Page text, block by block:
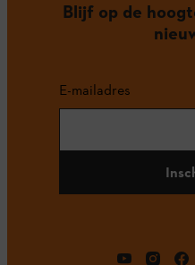
Blijf op de
E-mailadres